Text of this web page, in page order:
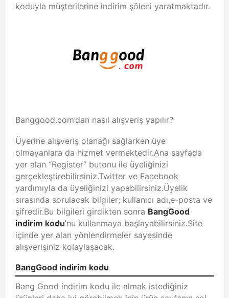
koduyla müşterilerine indirim şöleni yaratmaktadır.
Banggood.com’dan nasıl alışveriş yapılır?
Üyerine alışveriş olanağı sağlarken üye
olmayanlara da hizmet vermektedir.Ana sayfada
yer alan “Register” butonu ile üyeliğinizi
gerçekleştirebilirsiniz.Twitter ve Facebook
yardımıyla da üyeliğinizi yapabilirsiniz.Üyelik
sırasında sorulacak bilgiler; kullanıcı adı,e-posta ve
şifredir.Bu bilgileri girdikten sonra BangGood
indirim kodu‘nu kullanmaya başlayabilirsiniz.Site
içinde yer alan yönlendirmeler sayesinde
alışverişiniz kolaylaşacak.
BangGood indirim kodu
Bang Good indirim kodu ile almak istediğiniz